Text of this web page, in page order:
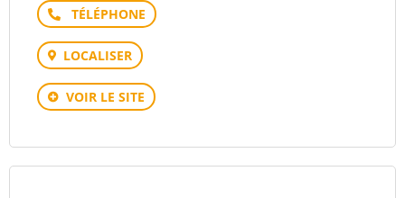
Téléphone
LOCALISER
VOIR LE SITE